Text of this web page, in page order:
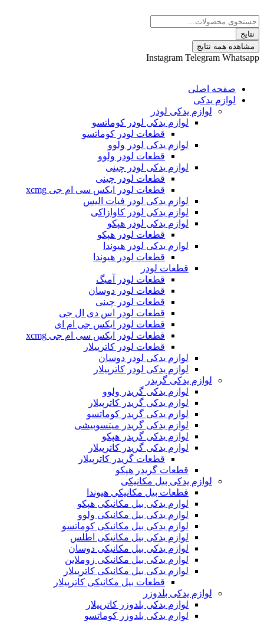
نتایج
Instagram Telegram
اصلی
یدکی
لوازم یدکی لودر
لوازم یدکی لودر کوماتسو
قطعات لودر کوماتسو
لوازم یدکی لودر ولوو
قطعات لودر ولوو
لوازم یدکی لودر چینی
قطعات لودر چینی
قطعات لودر ایکس سی ام جی xcmg
لوازم یدکی لودر فیات الیس
لوازم یدکی لودر کاوازاکی
لوازم یدکی لودر هپکو
قطعات لودر هپکو
لوازم یدکی لودر هیوندا
قطعات لودر هیوندا
قطعات لودر
قطعات لودر آمیگ
قطعات لودر دوسان
قطعات لودر چینی
قطعات لودر اس دی ال جی
قطعات لودر ایکس جی ام ای
قطعات لودر ایکس سی ام جی xcmg
قطعات لودر کاترپیلار
لوازم یدکی لودر دوسان
لوازم یدکی لودر کاترپیلار
لوازم یدکی گریدر
لوازم یدکی گریدر ولوو
لوازم یدکی گریدر کاترپیلار
لوازم یدکی گریدر کوماتسو
لوازم یدکی گریدر میتسوبیشی
لوازم یدکی گریدر هپکو
لوازم یدکی گریدر کاترپیلار
قطعات گریدر کاترپیلار
قطعات گریدر هپکو
لوازم یدکی بیل مکانیکی
قطعات بیل مکانیکی هیوندا
لوازم یدکی بیل مکانیکی هپکو
لوازم یدکی بیل مکانیکی ولوو
لوازم یدکی بیل مکانیکی کوماتسو
لوازم یدکی بیل مکانیکی اطلس
لوازم یدکی بیل مکانیکی دوسان
لوازم یدکی بیل مکانیکی زوملاین
لوازم یدکی بیل مکانیکی کاترپیلار
قطعات بیل مکانیکی کاترپیلار
لوازم یدکی بلدوزر
لوازم یدکی بلدوزر کاترپیلار
لوازم یدکی بلدوزر کوماتسو